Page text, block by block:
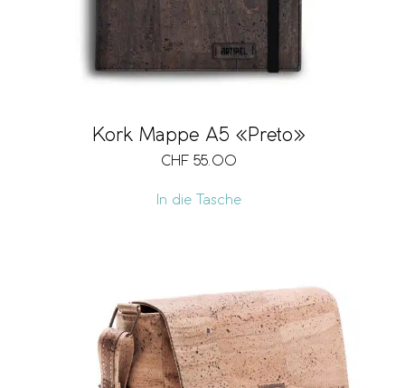
Kork Mappe A5 «Preto»
CHF 55.00
In die Tasche